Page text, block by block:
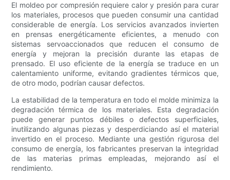
El moldeo por compresión requiere calor y presión para curar
los materiales, procesos que pueden consumir una cantidad
considerable de energía. Los servicios avanzados invierten
en prensas energéticamente eficientes, a menudo con
sistemas servoaccionados que reducen el consumo de
energía y mejoran la precisión durante las etapas de
prensado. El uso eficiente de la energía se traduce en un
calentamiento uniforme, evitando gradientes térmicos que,
de otro modo, podrían causar defectos.
La estabilidad de la temperatura en todo el molde minimiza la
degradación térmica de los materiales. Esta degradación
puede generar puntos débiles o defectos superficiales,
inutilizando algunas piezas y desperdiciando así el material
invertido en el proceso. Mediante una gestión rigurosa del
consumo de energía, los fabricantes preservan la integridad
de las materias primas empleadas, mejorando así el
rendimiento.